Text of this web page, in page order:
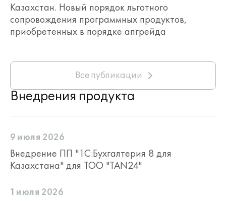
Казахстан. Новый порядок льготного
сопровождения программных продуктов,
приобретенных в порядке апгрейда
Все публикации
Внедрения продукта
9 июля 2026
Внедрение ПП "1С:Бухгалтерия 8 для
Казахстана" для ТОО "TAN24"
1 июля 2026